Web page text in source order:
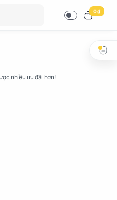
0 ₫
nhiều ưu đãi hơn!